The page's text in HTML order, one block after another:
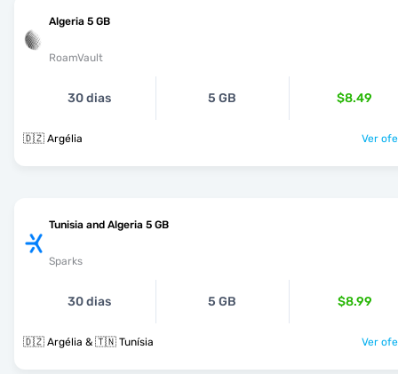
Algeria 5 GB
RoamVault
30 dias 5 GB $8.49
🇩🇿 Argélia Ver
Tunisia and Algeria 5 GB
Sparks
30 dias 5 GB $8.99
🇩🇿 Argélia & 🇹🇳 Tunísia Ver